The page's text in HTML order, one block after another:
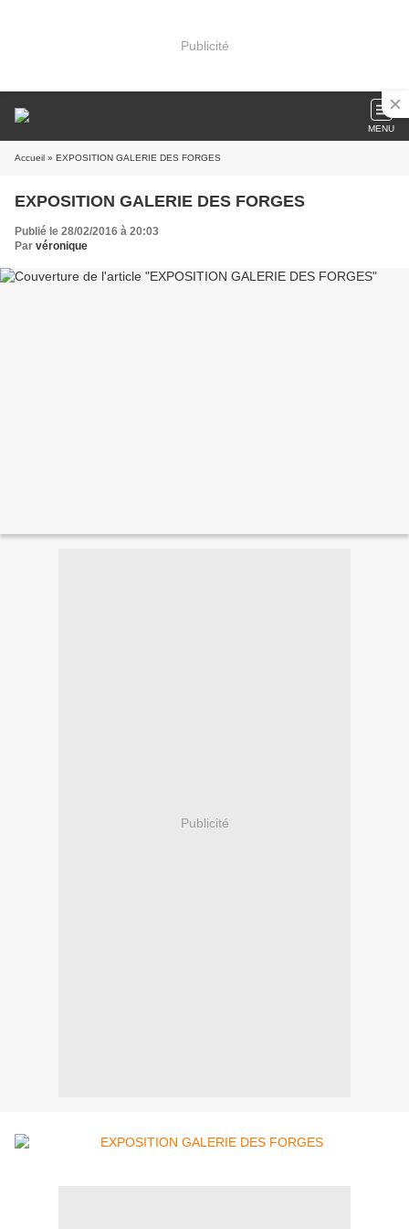
Publicité
MENU
Accueil » EXPOSITION GALERIE DES FORGES
EXPOSITION GALERIE DES FORGES
Publié le 28/02/2016 à 20:03
Par véronique
Publicité